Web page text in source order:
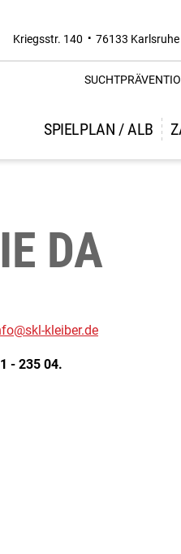
Kriegsstr. 140
76133 Karlsruhe
SPIELPLAN / ALB
DA
kleiber.de
- 235 04.